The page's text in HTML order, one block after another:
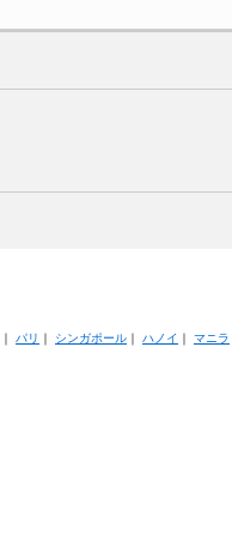
｜ パリ ｜ シンガポール｜ ハノイ ｜ マニラ